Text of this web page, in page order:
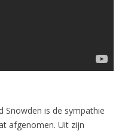
Snowden is de sympathie
afgenomen. Uit zijn